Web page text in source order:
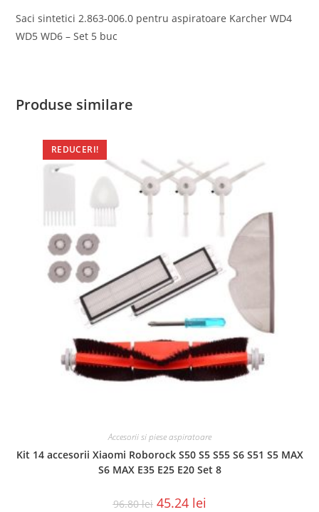
Saci sintetici 2.863-006.0 pentru aspiratoare Karcher WD4
WD5 WD6 – Set 5 buc
Produse similare
REDUCERI!
Accesorii si piese aspiratoare
Kit 14 accesorii Xiaomi Roborock S50 S5 S55 S6 S51 S5 MAX
S6 MAX E35 E25 E20 Set 8
96.80lei 45.24 lei